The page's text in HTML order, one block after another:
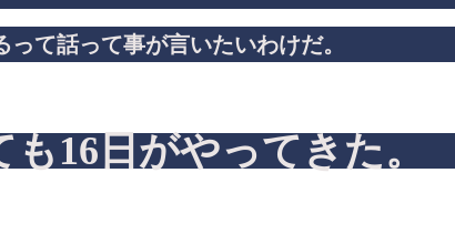
て話って事が言いたいわけだ。
16日がやってきた。